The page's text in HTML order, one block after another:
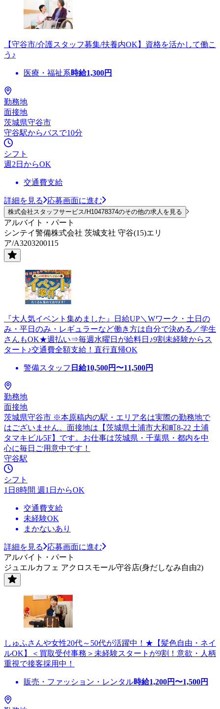
【守谷市/介護スタッフ募集/扶養内OK】資格を活かして働こ
う♪
医療・福祉系時給1,300円
勤務地
面接地
茨城県守谷市
守谷駅からバスで10分
シフト
週2日からOK
交通費支給
詳細を見る 応募画面に進む
株式会社スタッフサービス/H10478374のその他の求人を見る
アルバイト・パート
シンテイ警備株式会社 茨城支社 守谷(15)エリ
ア/A3203200115
『大人気イベント集めました』日給UP＼Wワーク・土日の
み・平日のみ・レギュラーなど働き方は自分で決める／学生
さんもOK★週払い⇒毎週水曜日が給料日♪9割未経験からス
タート♪交通費全額支給！直行直帰OK
警備スタッフ 日給10,500円〜11,500円
勤務地
面接地
茨城県守谷市 ※本原稿内の駅・エリア名は実際の勤務地で
はございません。面接地は【茨城県土浦市大和町8-22 土浦
タマキビル5F】です。お仕事は茨城県・千葉県・都内を中
心に毎日ご用意中です！
守谷駅
シフト
1日8時間 週1日からOK
交通費支給
未経験OK
まかないあり
詳細を見る
応募画面に進む
アルバイト・パート
ジュエルカフェ アクロスモール守谷店(身だしなみ自由2)
しゅふさんや女性20代～50代が活躍中！★【髪色自由・ネイ
ルOK】＜買取受付事務＞未経験スタートが9割！意欲・人柄
重視で接客採用中！
販売・ファッション・レンタル時給1,200円〜1,500円